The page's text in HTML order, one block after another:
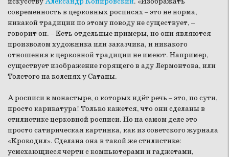
современность в церковных росписях – это не норма,
никакой традиции по этому поводу не существует, –
говорит он. – Есть отдельные примеры, но они являются
произволом художника или заказчика, и никакого
отношения к церковной традиции не имеют. Например,
существует изображение горящего в аду Лермонтова, или
Толстого на коленях у Сатаны.
А росписи в монастыре, о которых идёт речь – это, по сути,
просто карикатура! Только кажется, что они сделаны в
стилистике церковной росписи. Но на самом деле это
просто сатирическая картинка, как из советского журнала
«Крокодил». Сделана она в такой же стилистике:
усмехающиеся черти с компьютерами и гаджетами,